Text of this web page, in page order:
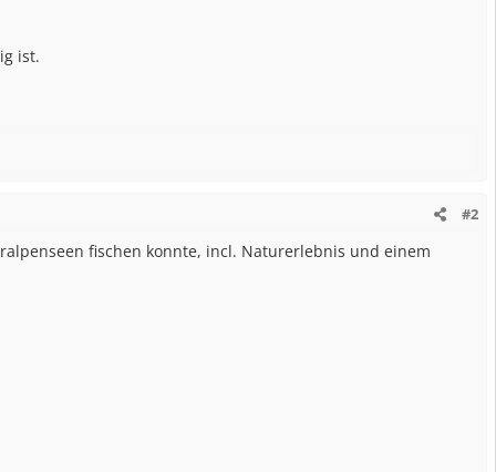
ist.
#2
fischen konnte, incl. Naturerlebnis und einem